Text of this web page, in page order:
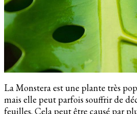
La Monstera est une plante très
mais elle peut parfois souffrir de
feuilles. Cela peut être causé par